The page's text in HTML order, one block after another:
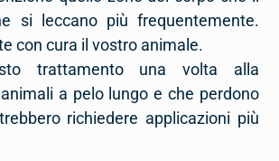
si leccano più frequentemente.
con cura il vostro animale.
trattamento una volta alla
a pelo lungo e che perdono
richiedere applicazioni più